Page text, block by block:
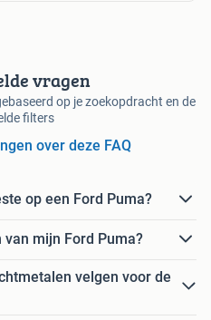
vragen
op je zoekopdracht en de
filters
over deze FAQ
op een Ford Puma?
van mijn Ford Puma?
velgen voor de